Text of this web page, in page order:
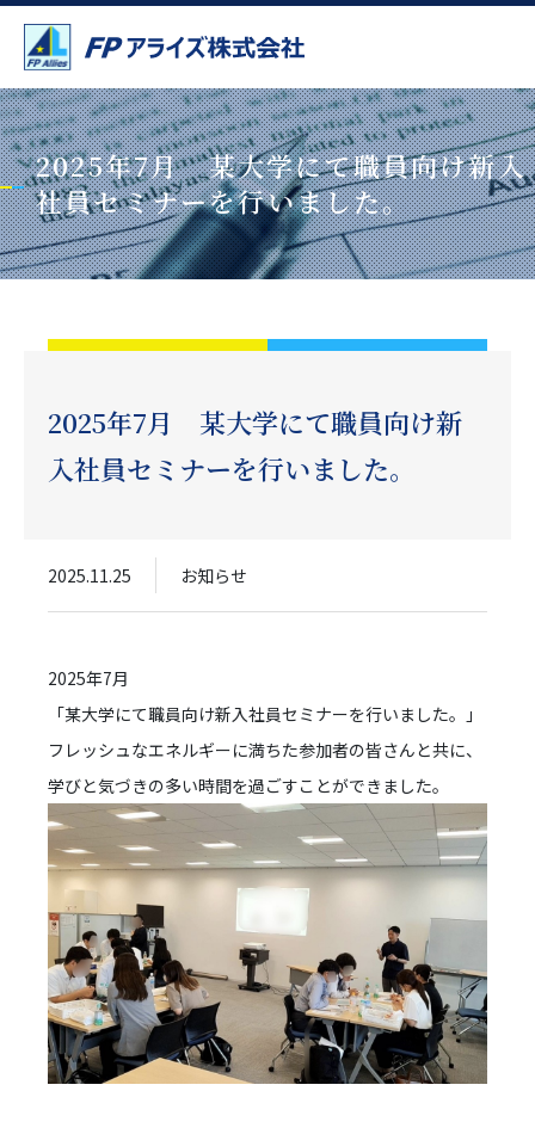
2025年7月 某大学にて職員向け新入
社員セミナーを行いました。
2025年7月 某大学にて職員向け新
入社員セミナーを行いました。
2025.11.25 お知らせ
2025年7月
「某大学にて職員向け新入社員セミナーを行いました。」
フレッシュなエネルギーに満ちた参加者の皆さんと共に、
学びと気づきの多い時間を過ごすことができました。